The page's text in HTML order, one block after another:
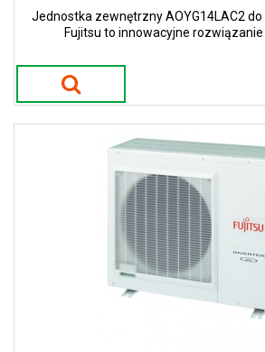
Jednostka zewnętrzny AOYG14LAC2
Fujitsu to innowacyjne rozwiązanie